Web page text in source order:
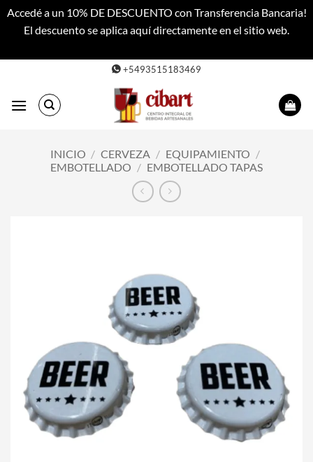
Accedé a un 10% DE DESCUENTO con Transferencia Bancaria!
El descuento se aplica aquí directamente en el sitio web.
contenido
+5493515183469
INICIO / CERVEZA / EQUIPAMIENTO /
EMBOTELLADO / EMBOTELLADO TAPAS